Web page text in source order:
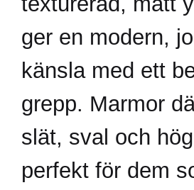
ger en modern,
känsla med ett
grepp. Marmor
slät, sval och
perfekt för dem